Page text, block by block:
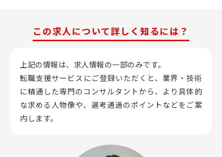
この求人について詳しく知るには？
上記の情報は、求人情報の一部のみです。
転職支援サービスにご登録いただくと、業界・技術
に精通した専門のコンサルタントから、 より具体的
な求める人物像や、選考通過のポイントなどをご案
内します。